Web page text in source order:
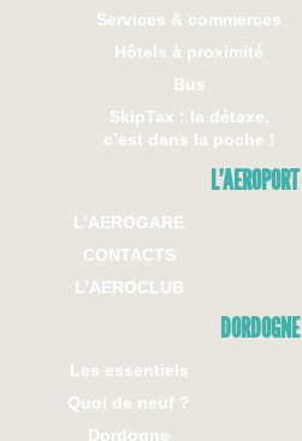
Services & commerces
Hôtels à proximité
Bus
SkipTax : la détaxe,
c’est dans la poche !
L’AEROPORT
L’AEROGARE
CONTACTS
L’AEROCLUB
DORDOGNE
Les essentiels
Quoi de neuf ?
Dordogne